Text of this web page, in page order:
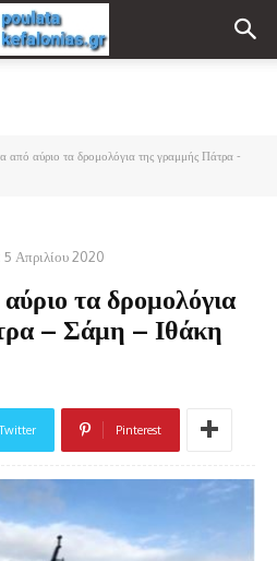
από αύριο τα δρομολόγια της γραμμής Πάτρα -
5 Απριλίου 2020
τα δρομολόγια
– Σάμη – Ιθάκη
Twitter Pinterest